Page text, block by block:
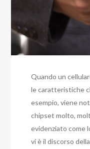
Quando un
le caratteristiche
esempio, viene
chipset molto,
evidenziato come
vi è il discorso